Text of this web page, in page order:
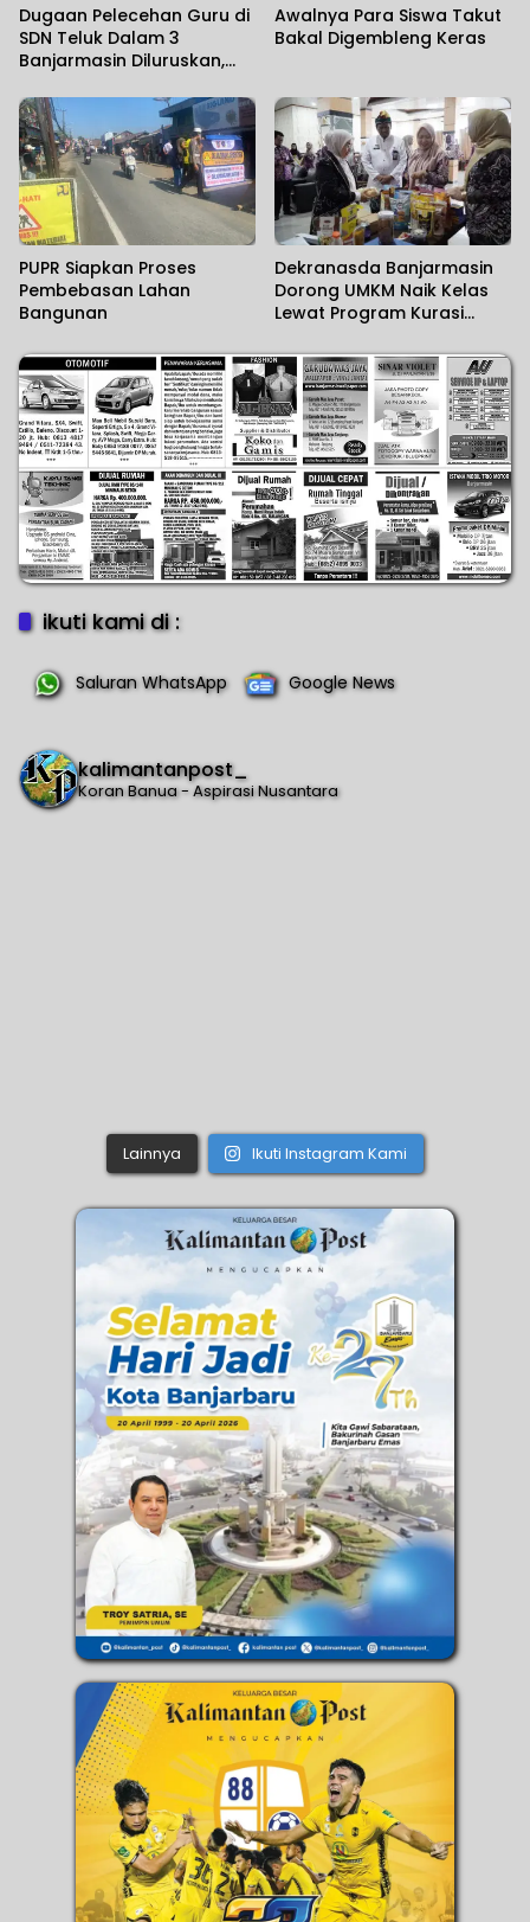
Dugaan Pelecehan Guru di
SDN Teluk Dalam 3
Banjarmasin Diluruskan,
Paham
Awalnya Para Siswa Takut
Bakal Digembleng Keras
PUPR Siapkan Proses
Pembebasan Lahan
Bangunan
Dekranasda Banjarmasin
Dorong UMKM Naik Kelas
Lewat Program Kurasi
ikuti kami di :
Saluran WhatsApp Google News
kalimantanpost_
Koran Banua - Aspirasi Nusantara
Lainnya Ikuti Instagram Kami